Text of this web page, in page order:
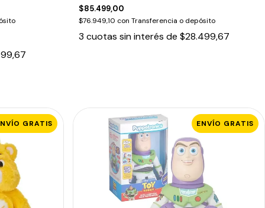
$85.499,00
$76.949,10 con Transferencia o depósito
3 cuotas sin interés de$28.499,67
GRATIS ENVÍO GRATIS